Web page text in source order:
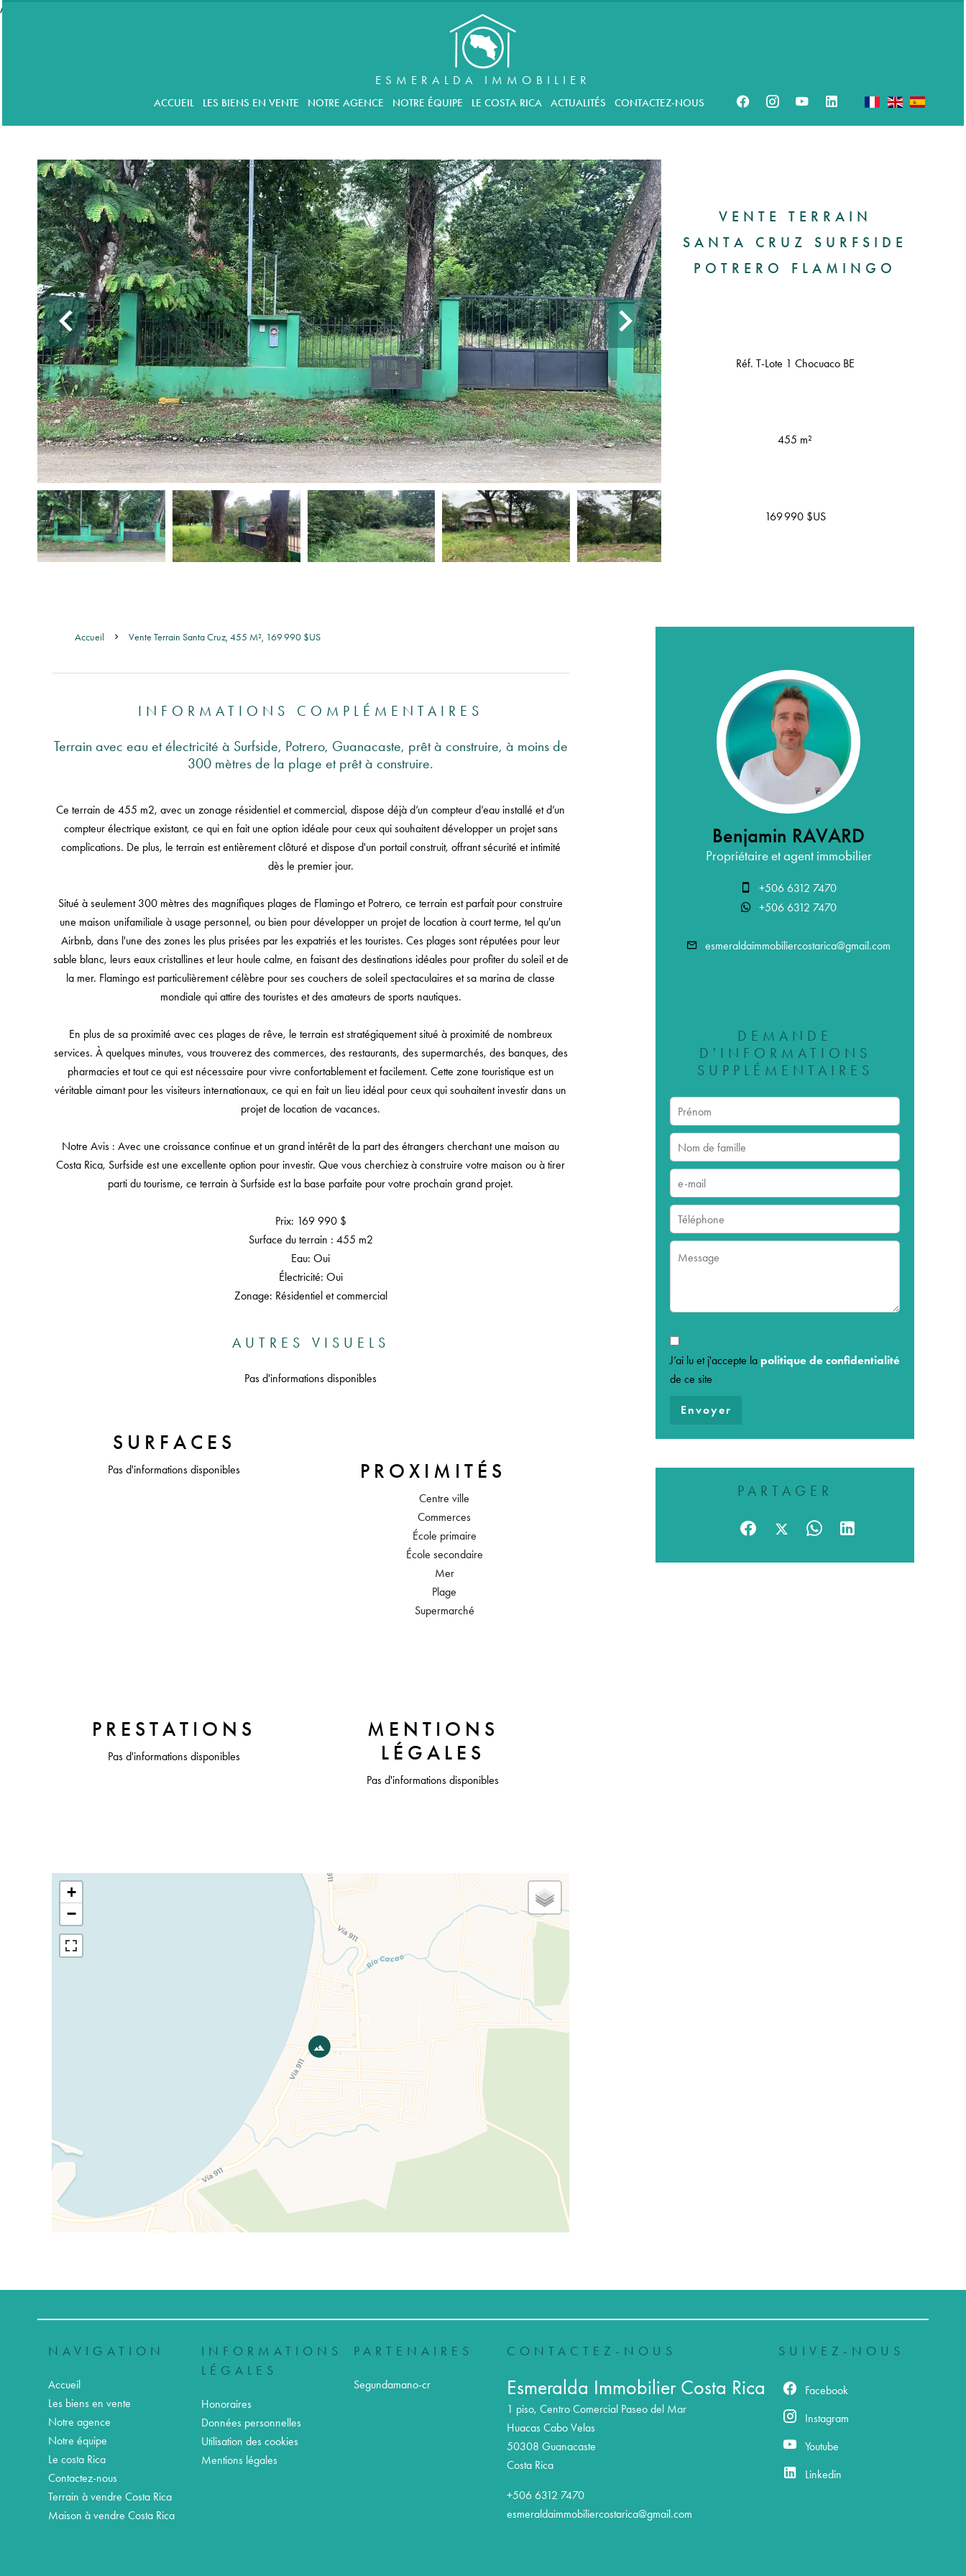
//accordeon
ESMERALDA IMMOBILIER
ACCUEIL LES BIENS EN VENTE NOTRE AGENCE NOTRE ÉQUIPE LE COSTA RICA ACTUALITÉS CONTACTEZ-NOUS
VENTE TERRAIN
SANTA CRUZ SURFSIDE
POTRERO FLAMINGO
Réf. T-Lote 1 Chocuaco BE
455 m²
169 990 $US
Accueil Vente Terrain Santa Cruz, 455 M², 169 990 $US
INFORMATIONS COMPLÉMENTAIRES
Terrain avec eau et électricité à Surfside, Potrero, Guanacaste, prêt à construire, à moins de
300 mètres de la plage et prêt à construire.
Ce terrain de 455 m2, avec un zonage résidentiel et commercial, dispose déjà d’un compteur d’eau installé et d’un
compteur électrique existant, ce qui en fait une option idéale pour ceux qui souhaitent développer un projet sans
complications. De plus, le terrain est entièrement clôturé et dispose d'un portail construit, offrant sécurité et intimité
dès le premier jour.
Situé à seulement 300 mètres des magnifiques plages de Flamingo et Potrero, ce terrain est parfait pour construire
une maison unifamiliale à usage personnel, ou bien pour développer un projet de location à court terme, tel qu'un
Airbnb, dans l'une des zones les plus prisées par les expatriés et les touristes. Ces plages sont réputées pour leur
sable blanc, leurs eaux cristallines et leur houle calme, en faisant des destinations idéales pour profiter du soleil et de
la mer. Flamingo est particulièrement célèbre pour ses couchers de soleil spectaculaires et sa marina de classe
mondiale qui attire des touristes et des amateurs de sports nautiques.
En plus de sa proximité avec ces plages de rêve, le terrain est stratégiquement situé à proximité de nombreux
services. À quelques minutes, vous trouverez des commerces, des restaurants, des supermarchés, des banques, des
pharmacies et tout ce qui est nécessaire pour vivre confortablement et facilement. Cette zone touristique est un
véritable aimant pour les visiteurs internationaux, ce qui en fait un lieu idéal pour ceux qui souhaitent investir dans un
projet de location de vacances.
Notre Avis : Avec une croissance continue et un grand intérêt de la part des étrangers cherchant une maison au
Costa Rica, Surfside est une excellente option pour investir. Que vous cherchiez à construire votre maison ou à tirer
parti du tourisme, ce terrain à Surfside est la base parfaite pour votre prochain grand projet.
Prix: 169 990 $
Surface du terrain : 455 m2
Eau: Oui
Électricité: Oui
Zonage: Résidentiel et commercial
AUTRES VISUELS
Pas d'informations disponibles
SURFACES
Pas d'informations disponibles PROXIMITÉS
Centre ville
Commerces
École primaire
École secondaire
Mer
Plage
Supermarché
PRESTATIONS
Pas d'informations disponibles
MENTIONS
LÉGALES
Pas d'informations disponibles
+
−
Benjamin RAVARD
Propriétaire et agent immobilier
+506 6312 7470
+506 6312 7470
esmeraldaimmobiliercostarica@gmail.com
DEMANDE
D'INFORMATIONS
SUPPLÉMENTAIRES
J’ai lu et j'accepte la politique de confidentialité
de ce site
Envoyer
PARTAGER
NAVIGATION
Accueil
Les biens en vente
Notre agence
Notre équipe
Le costa Rica
Contactez-nous
Terrain à vendre Costa Rica
Maison à vendre Costa Rica
INFORMATIONS
LÉGALES
Honoraires
Données personnelles
Utilisation des cookies
Mentions légales
PARTENAIRES
Segundamano-cr
CONTACTEZ-NOUS
Esmeralda Immobilier Costa Rica
1 piso, Centro Comercial Paseo del Mar
Huacas Cabo Velas
50308 Guanacaste
Costa Rica
+506 6312 7470
esmeraldaimmobiliercostarica@gmail.com
SUIVEZ-NOUS
Facebook
Instagram
Youtube
Linkedin